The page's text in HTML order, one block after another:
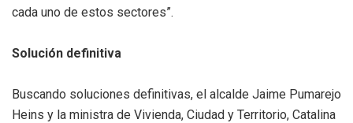
cada uno de estos sectores”.
Solución definitiva
Buscando soluciones definitivas, el alcalde Jaime Pumarejo
Heins y la ministra de Vivienda, Ciudad y Territorio, Catalina